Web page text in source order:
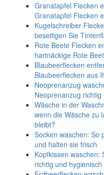
Granatapfel Flecken
Granatapfel Flecken
Kugelschreiber
beseitigen Sie
Rote Beete Flecken
hartnäckige Rote
Blaubeerflecken
Blaubeerflecken aus
Neoprenanzug
Neoprenanzug
Wäsche in der
wenn die Wäsche zu
bleibt?
Socken waschen: So
und halten sie frisch
Kopfkissen waschen:
richtig und hygienisch